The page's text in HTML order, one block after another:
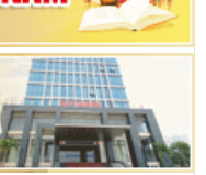
lần thứ 9, Quốc
24, HĐND tỉnh
kỳ 2021 - 2026